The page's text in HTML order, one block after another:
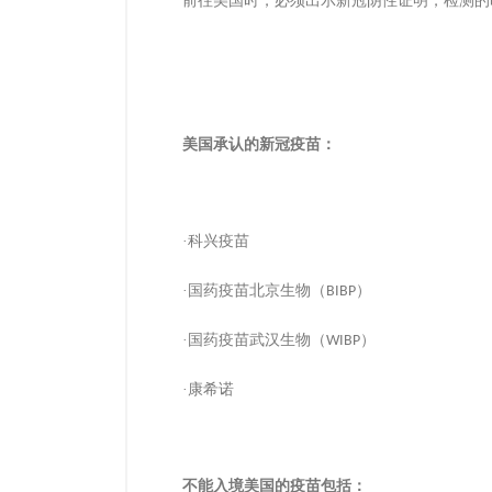
美国承认的新冠疫苗：
·科兴疫苗
·国药疫苗北京生物（ BIBP）
·国药疫苗武汉生物（WIBP）
·康希诺
不能入境美国的疫苗包括：